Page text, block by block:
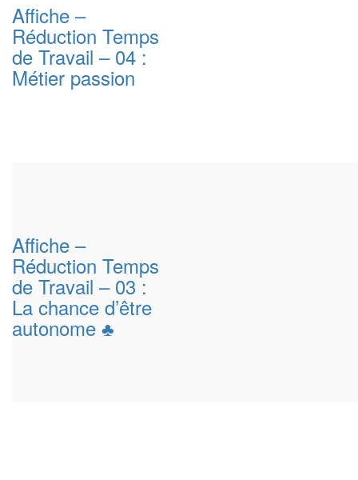
Affiche –
Réduction Temps
de Travail – 04 :
Métier passion
Affiche –
Réduction Temps
de Travail – 03 :
La chance d’être
autonome ♣